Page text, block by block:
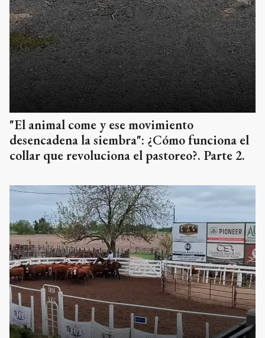
"El animal come y ese movimiento
desencadena la siembra": ¿Cómo funciona el
collar que revoluciona el pastoreo?. Parte 2.